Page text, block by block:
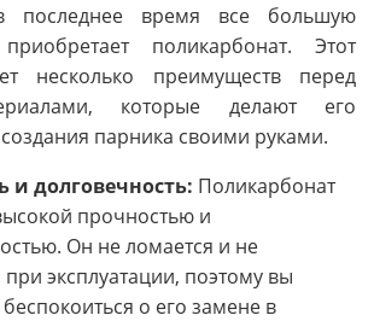
последнее время все большую
поликарбонат. Этот
несколько преимуществ перед
которые делают его
парника своими руками.
и долговечность: Поликарбонат
прочностью и
Он не ломается и не
при эксплуатации, поэтому вы
о его замене в